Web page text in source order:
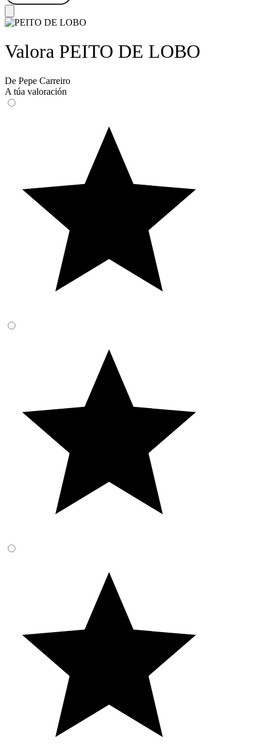
Valora PEITO DE LOBO
De Pepe Carreiro
A túa valoración